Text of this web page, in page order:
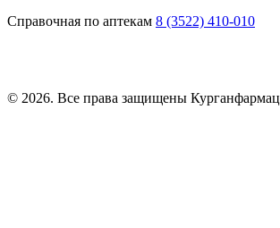
Справочная по аптекам 8 (3522) 410-010
© 2026. Все права защищены